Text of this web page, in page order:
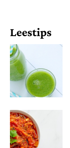
Leestips